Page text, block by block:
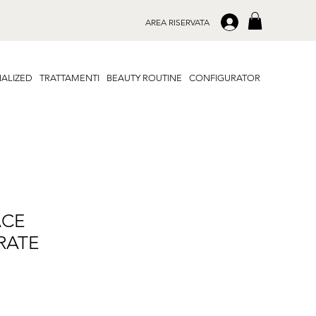
AREA RISERVATA .
TRATTAMENTI BEAUTY ROUTINE CONFIGURATOR